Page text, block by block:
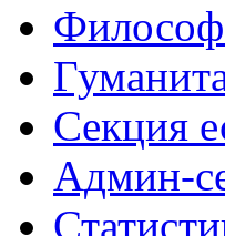
Секция
Админ-